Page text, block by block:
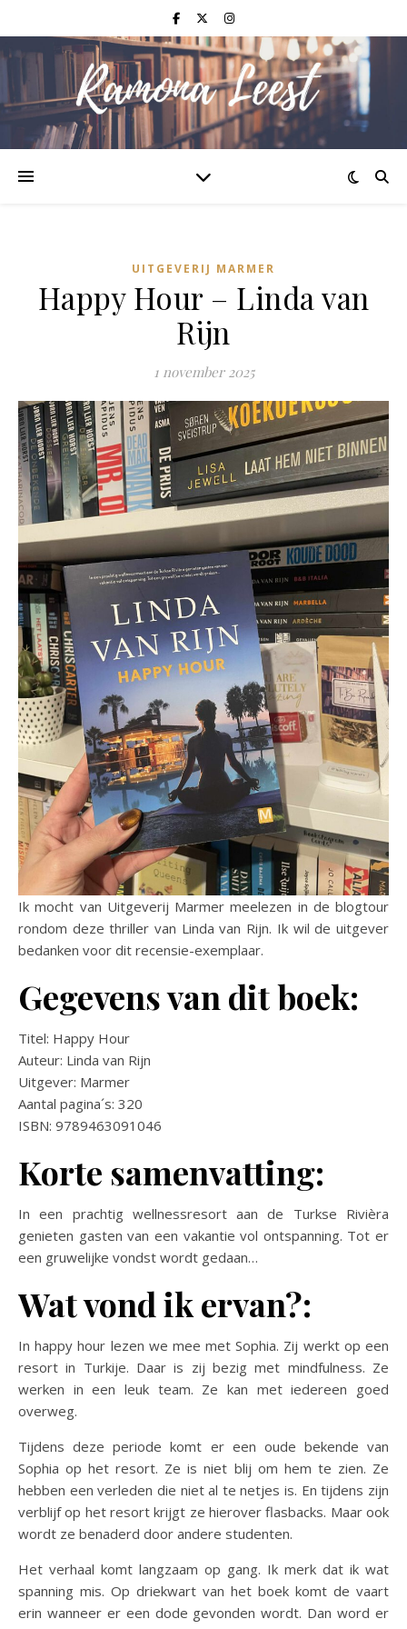
UITGEVERIJ MARMER
Happy Hour – Linda van
Rijn
1 november 2025
Ik mocht van Uitgeverij Marmer meelezen in de blogtour
rondom deze thriller van Linda van Rijn. Ik wil de uitgever
bedanken voor dit recensie-exemplaar.
Gegevens van dit boek:
Titel: Happy Hour
Auteur: Linda van Rijn
Uitgever: Marmer
Aantal pagina´s: 320
ISBN: 9789463091046
Korte samenvatting:
In een prachtig wellnessresort aan de Turkse Rivièra
genieten gasten van een vakantie vol ontspanning. Tot er
een gruwelijke vondst wordt gedaan…
Wat vond ik ervan?:
In happy hour lezen we mee met Sophia. Zij werkt op een
resort in Turkije. Daar is zij bezig met mindfulness. Ze
werken in een leuk team. Ze kan met iedereen goed
overweg.
Tijdens deze periode komt er een oude bekende van
Sophia op het resort. Ze is niet blij om hem te zien. Ze
hebben een verleden die niet al te netjes is. En tijdens zijn
verblijf op het resort krijgt ze hierover flasbacks. Maar ook
wordt ze benaderd door andere studenten.
Het verhaal komt langzaam op gang. Ik merk dat ik wat
spanning mis. Op driekwart van het boek komt de vaart
erin wanneer er een dode gevonden wordt. Dan word er